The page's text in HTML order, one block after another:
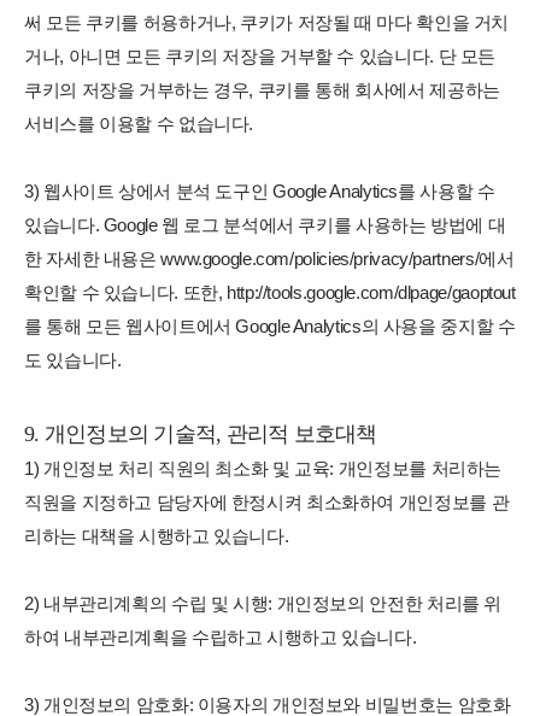
써 모든 쿠키를 허용하거나, 쿠키가 저장될 때 마다 확인을 거치
거나, 아니면 모든 쿠키의 저장을 거부할 수 있습니다. 단 모든
쿠키의 저장을 거부하는 경우, 쿠키를 통해 회사에서 제공하는
서비스를 이용할 수 없습니다.
3) 웹사이트 상에서 분석 도구인 Google Analytics를 사용할 수
있습니다. Google 웹 로그 분석에서 쿠키를 사용하는 방법에 대
한 자세한 내용은 www.google.com/policies/privacy/partners/에서
확인할 수 있습니다. 또한, http://tools.google.com/dlpage/gaoptout
를 통해 모든 웹사이트에서 Google Analytics의 사용을 중지할 수
도 있습니다.
9. 개인정보의 기술적, 관리적 보호대책
1) 개인정보 처리 직원의 최소화 및 교육: 개인정보를 처리하는
직원을 지정하고 담당자에 한정시켜 최소화하여 개인정보를 관
리하는 대책을 시행하고 있습니다.
2) 내부관리계획의 수립 및 시행: 개인정보의 안전한 처리를 위
하여 내부관리계획을 수립하고 시행하고 있습니다.
3) 개인정보의 암호화: 이용자의 개인정보와 비밀번호는 암호화